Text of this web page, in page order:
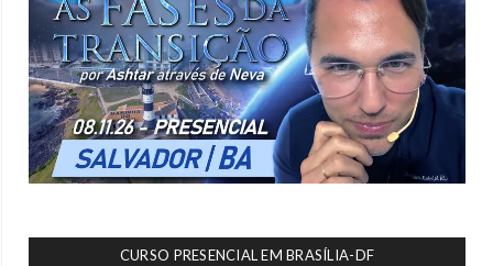
CURSO PRESENCIAL EM BRASÍLIA-DF